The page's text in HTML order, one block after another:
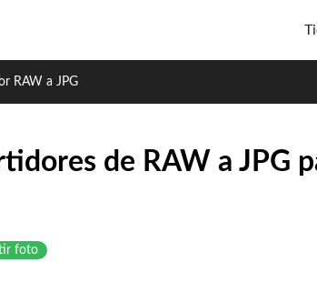
RAW a JPG
de RAW a JPG
foto